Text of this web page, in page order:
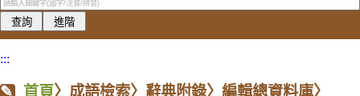
:::
首頁〉成語檢索〉辭典附錄〉編輯總資料庫〉